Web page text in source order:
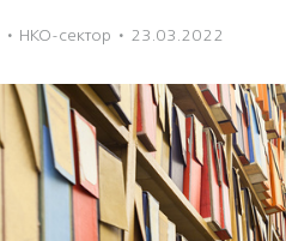
· НКО-сектор · 23.03.2022